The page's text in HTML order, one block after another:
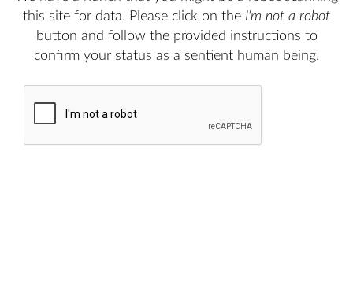
this site for data. Please click on the I'm not a robot
button and follow the provided instructions to
confirm your status as a sentient human being.